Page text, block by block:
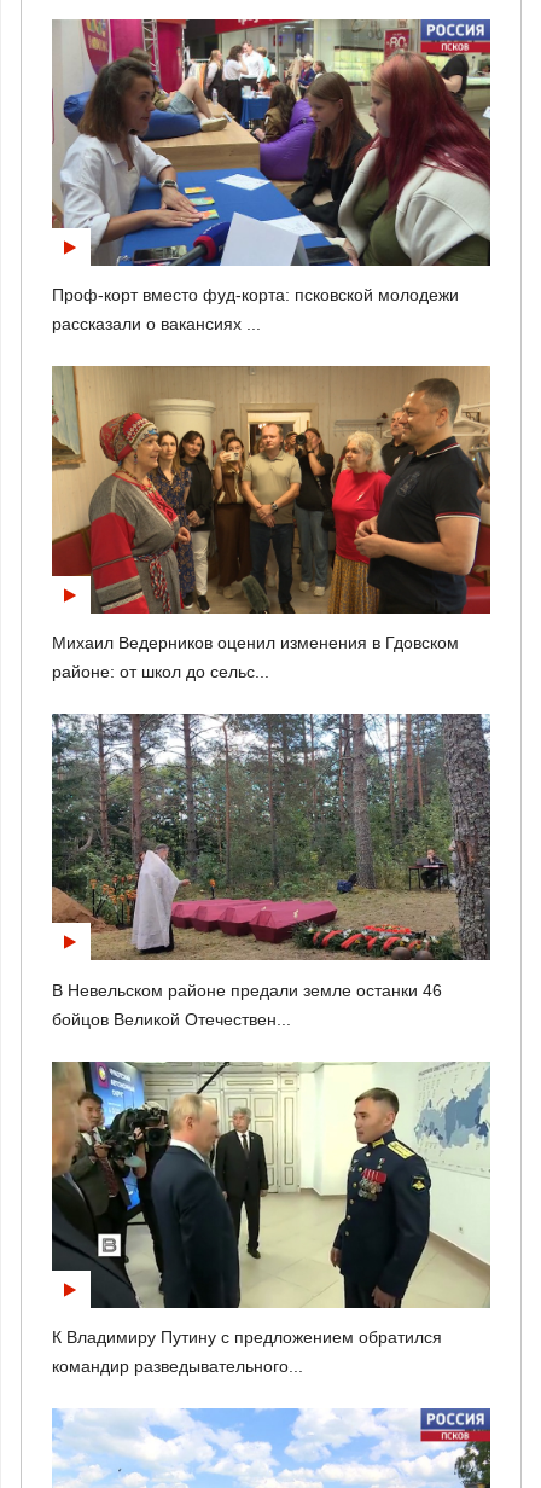
Проф-корт вместо фуд-корта: псковской молодежи
рассказали о вакансиях ...
Михаил Ведерников оценил изменения в Гдовском
районе: от школ до сельс...
В Невельском районе предали земле останки 46
бойцов Великой Отечествен...
К Владимиру Путину с предложением обратился
командир разведывательного...